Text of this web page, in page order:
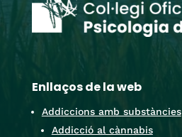
Enllaços de la web
Addiccions amb substàncies
Addicció al cànnabis